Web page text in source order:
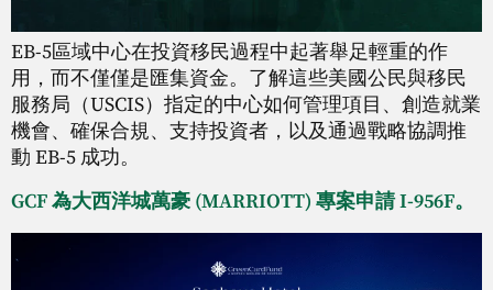
EB-5區域中心在投資移民過程中起著舉足輕重的作
用，而不僅僅是匯集資金。了解這些美國公民與移民
服務局（USCIS）指定的中心如何管理項目、創造就業
機會、確保合規、支持投資者，以及通過戰略協調推
動 EB-5 成功。
GCF 為大西洋城萬豪 (MARRIOTT) 專案申請 I-956F。